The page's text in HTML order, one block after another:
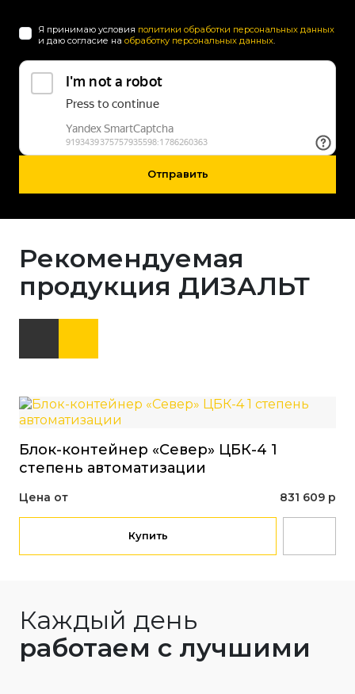
Я принимаю условия политики обработки персональных данных
и даю согласие на обработку персональных данных
Отправить
Рекомендуемая
продукция ДИЗАЛЬТ
Блок-контейнер «Север» ЦБК-4 1
степень автоматизации
Цена от 831 609 р
Купить
Каждый день
работаем с лучшими